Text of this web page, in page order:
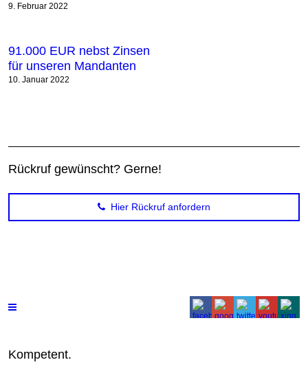
9. Februar 2022
91.000 EUR nebst Zinsen
für unseren Mandanten
10. Januar 2022
Rückruf gewünscht? Gerne!
Hier Rückruf anfordern
Kompetent.